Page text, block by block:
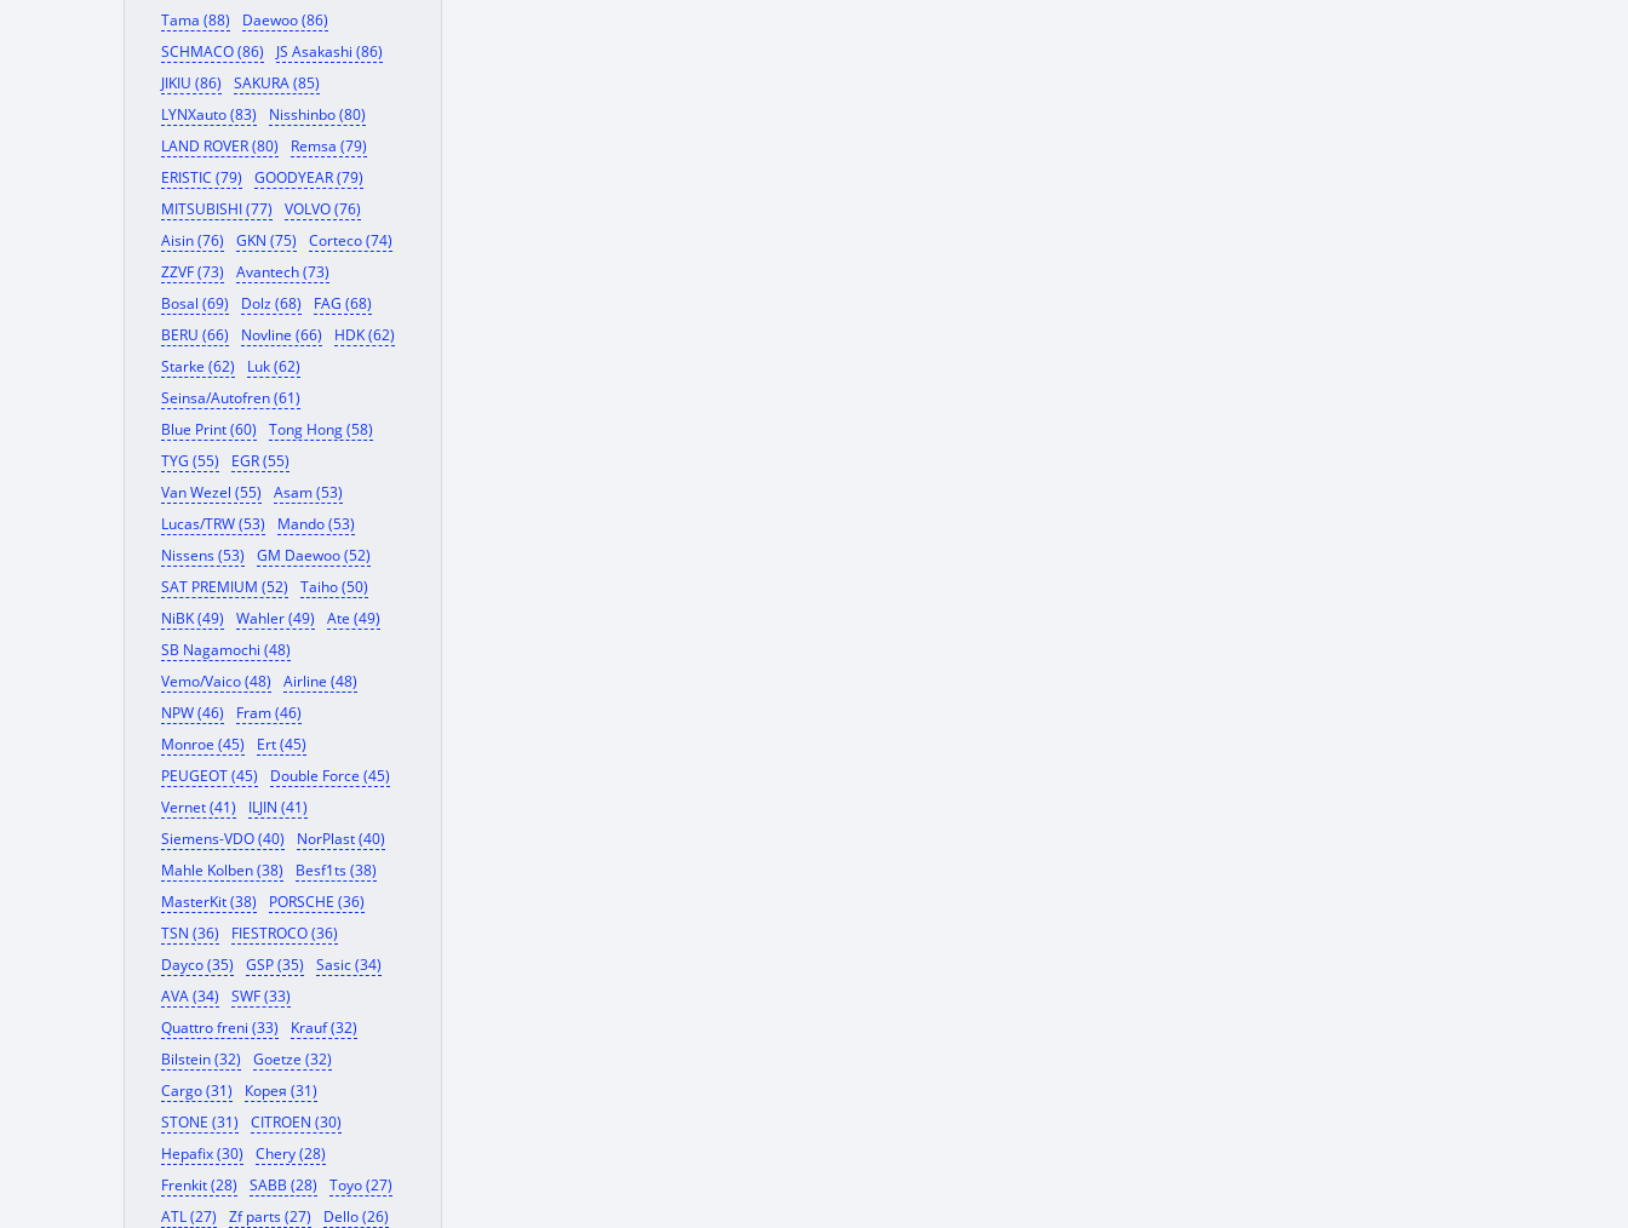
Tama (88)
Daewoo (86)
SCHMACO (86)
JS Asakashi (86)
JIKIU (86)
SAKURA (85)
LYNXauto (83)
Nisshinbo (80)
LAND ROVER (80)
Remsa (79)
ERISTIC (79)
GOODYEAR (79)
MITSUBISHI (77)
VOLVO (76)
Aisin (76)
GKN (75)
Corteco (74)
ZZVF (73)
Avantech (73)
Bosal (69)
Dolz (68)
FAG (68)
BERU (66)
Novline (66)
HDK (62)
Starke (62)
Luk (62)
Seinsa/Autofren (61)
Blue Print (60)
Tong Hong (58)
TYG (55)
EGR (55)
Van Wezel (55)
Asam (53)
Lucas/TRW (53)
Mando (53)
Nissens (53)
GM Daewoo (52)
SAT PREMIUM (52)
Taiho (50)
NiBK (49)
Wahler (49)
Ate (49)
SB Nagamochi (48)
Vemo/Vaico (48)
Airline (48)
NPW (46)
Fram (46)
Monroe (45)
Ert (45)
PEUGEOT (45)
Double Force (45)
Vernet (41)
ILJIN (41)
Siemens-VDO (40)
NorPlast (40)
Mahle Kolben (38)
Besf1ts (38)
MasterKit (38)
PORSCHE (36)
TSN (36)
FIESTROCO (36)
Dayco (35)
GSP (35)
Sasic (34)
AVA (34)
SWF (33)
Quattro freni (33)
Krauf (32)
Bilstein (32)
Goetze (32)
Cargo (31)
Корея (31)
STONE (31)
CITROEN (30)
Hepafix (30)
Chery (28)
Frenkit (28)
SABB (28)
Toyo (27)
ATL (27)
Zf parts (27)
Dello (26)